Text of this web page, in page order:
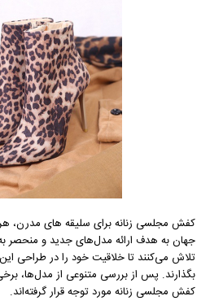
کفش مجلسی زنانه برای سلیقه های مدرن،
جهان به هدف ارائه مدل‌های جدید و منحصر
تلاش می‌کنند تا خلاقیت خود را در طراحی
بگذارند. پس از بررسی متنوعی از مدل‌ها،
کفش مجلسی زنانه مورد توجه قرار گرفته‌اند.